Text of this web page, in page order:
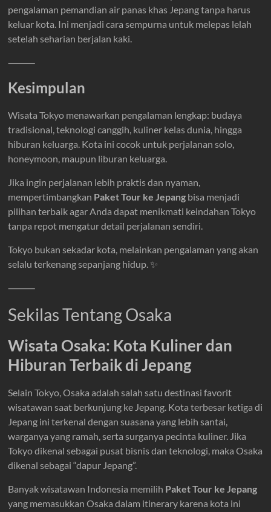
pengalaman pemandian air panas khas Jepang tanpa harus
keluar kota. Ini menjadi cara sempurna untuk melepas lelah
setelah seharian berjalan kaki.
⸻
Kesimpulan
Wisata Tokyo menawarkan pengalaman lengkap: budaya
tradisional, teknologi canggih, kuliner kelas dunia, hingga
hiburan keluarga. Kota ini cocok untuk perjalanan solo,
honeymoon, maupun liburan keluarga.
Jika ingin perjalanan lebih praktis dan nyaman,
mempertimbangkan Paket Tour ke Jepang bisa menjadi
pilihan terbaik agar Anda dapat menikmati keindahan Tokyo
tanpa repot mengatur detail perjalanan sendiri.
Tokyo bukan sekadar kota, melainkan pengalaman yang akan
selalu terkenang sepanjang hidup. ✨
⸻
Sekilas Tentang Osaka
Wisata Osaka: Kota Kuliner dan
Hiburan Terbaik di Jepang
Selain Tokyo, Osaka adalah salah satu destinasi favorit
wisatawan saat berkunjung ke Jepang. Kota terbesar ketiga di
Jepang ini terkenal dengan suasana yang lebih santai,
warganya yang ramah, serta surganya pecinta kuliner. Jika
Tokyo dikenal sebagai pusat bisnis dan teknologi, maka Osaka
dikenal sebagai “dapur Jepang”.
Banyak wisatawan Indonesia memilih Paket Tour ke Jepang
yang memasukkan Osaka dalam itinerary karena kota ini